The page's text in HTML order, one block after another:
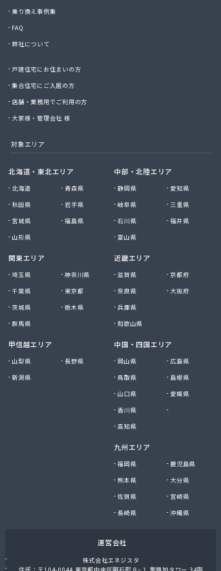
乗り換え事例集
FAQ
弊社について
戸建住宅にお住まいの方
集合住宅にご入居の方
店舗・業務用でご利用の方
大家様・管理会社 様
対象エリア
北海道・東北エリア
北海道
青森県
秋田県
岩手県
宮城県
福島県
山形県
関東エリア
埼玉県
神奈川県
千葉県
東京都
茨城県
栃木県
群馬県
甲信越エリア
山梨県
長野県
新潟県
中部・北陸エリア
静岡県
愛知県
岐阜県
三重県
石川県
福井県
富山県
近畿エリア
滋賀県
京都府
奈良県
大阪府
兵庫県
和歌山県
中国・四国エリア
岡山県
広島県
鳥取県
島根県
山口県
愛媛県
香川県
高知県
九州エリア
福岡県
鹿児島県
熊本県
大分県
佐賀県
宮崎県
長崎県
沖縄県
運営会社
株式会社エネジスタ